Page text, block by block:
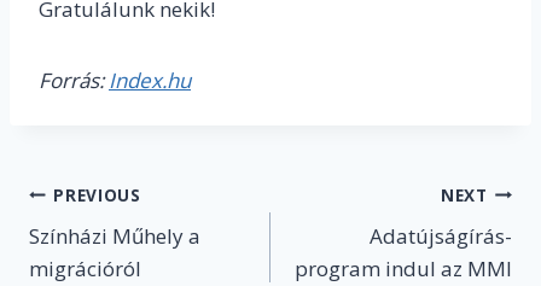
Gratulálunk nekik!
Forrás:Index.hu
Post
navigation
PREVIOUS
Színházi Műhely a
migrációról
NEXT
Adatújságírás-
program indul az MMI